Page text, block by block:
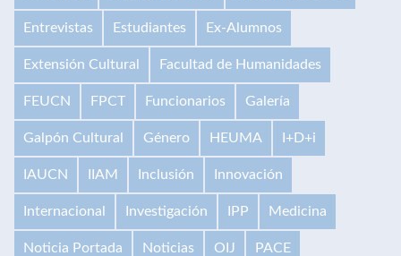
Entrevistas Estudiantes Ex-Alumnos
Extensión Cultural Facultad de Humanidades
FEUCN FPCT Funcionarios Galería
Galpón Cultural Género HEUMA I+D+i
IAUCN IIAM Inclusión Innovación
Internacional Investigación IPP Medicina
Noticia Portada Noticias OIJ PACE